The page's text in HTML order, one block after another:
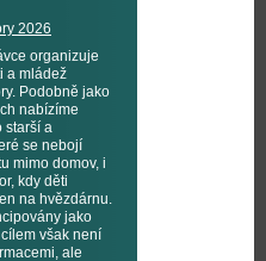
2026
organizuje
a mládež
Podobně jako
nabízíme
starší a
se nebojí
mimo domov, i
kdy děti
na hvězdárnu.
jako
však není
ale